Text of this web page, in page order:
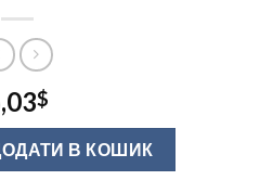
$
приборів сірий 440 мм
В КОШИК